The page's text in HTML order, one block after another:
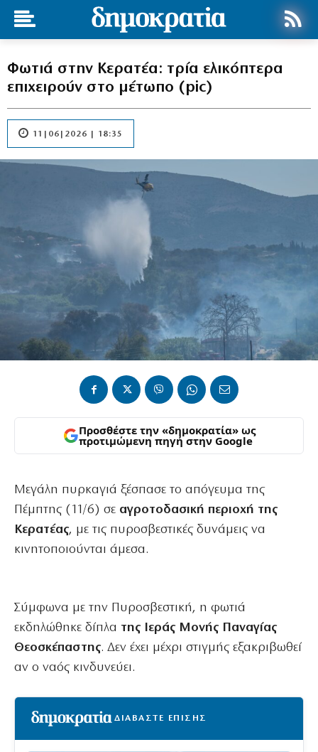
Φωτιά στην Κερατέα: τρία ελικόπτερα
επιχειρούν στο μέτωπο (pic)
11|06|2026 | 18:35
Προσθέστε την «δημοκρατία» ως
προτιμώμενη πηγή στην Google
Μεγάλη πυρκαγιά ξέσπασε το απόγευμα της
Πέμπτης (11/6) σε αγροτοδασική περιοχή της
Κερατέας, με τις πυροσβεστικές δυνάμεις να
κινητοποιούνται άμεσα.
Σύμφωνα με την Πυροσβεστική, η φωτιά
εκδηλώθηκε δίπλα της Ιεράς Μονής Παναγίας
Θεοσκέπαστης. Δεν έχει μέχρι στιγμής εξακριβωθεί
αν ο ναός κινδυνεύει.
ΔΙΑΒΑΣΤΕ ΕΠΙΣΗΣ